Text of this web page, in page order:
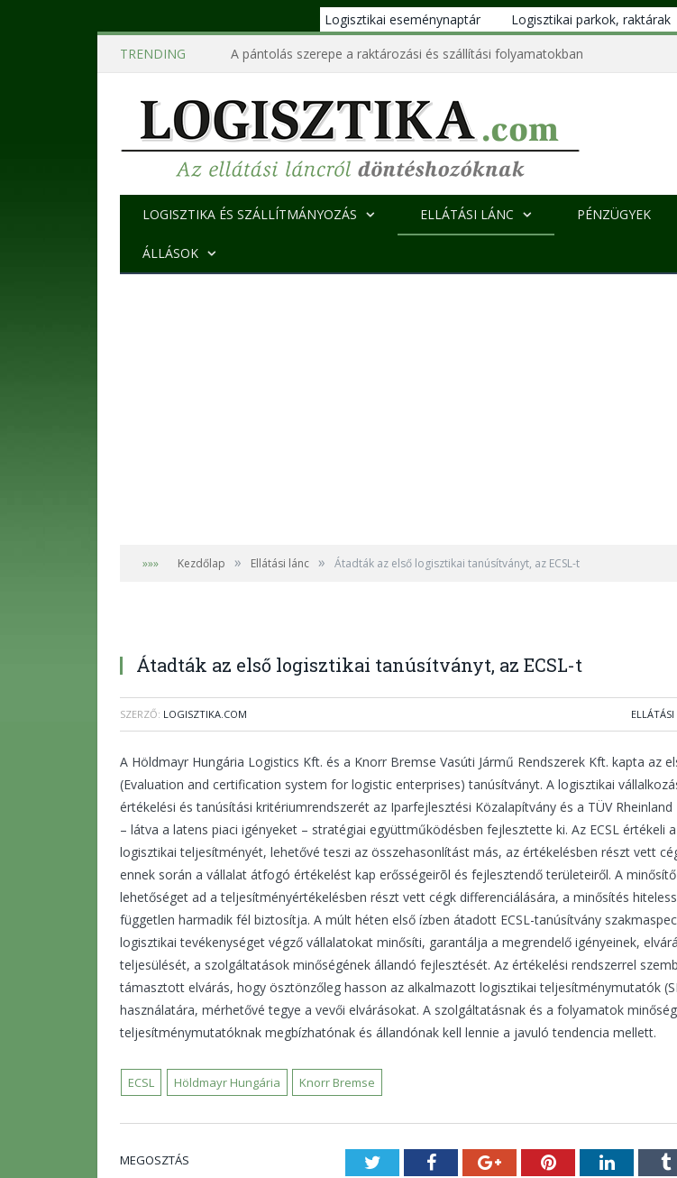
Logisztikai eseménynaptár Logisztikai parkok, raktárak
TRENDING
A pántolás szerepe a raktározási és szállítási folyamatokban
LOGISZTIKA ÉS SZÁLLÍTMÁNYOZÁS ELLÁTÁSI LÁNC PÉNZÜGYEK
ÁLLÁSOK
»»» Kezdőlap » Ellátási lánc » Átadták az első logisztikai tanúsítványt, az ECSL-t
Átadták az első logisztikai tanúsítványt, az ECSL-t
SZERZŐ: LOGISZTIKA.COM
A Höldmayr Hungária Logistics Kft. és a Knorr Bremse Vasúti Jármű Rendszerek Kft. kapta az
(Evaluation and certification system for logistic enterprises) tanúsítványt. A logisztikai
értékelési és tanúsítási kritériumrendszerét az Iparfejlesztési Közalapítvány és a TÜV Rheinland
– látva a latens piaci igényeket – stratégiai együttműködésben fejlesztette ki. Az ECSL értékeli
logisztikai teljesítményét, lehetővé teszi az összehasonlítást más, az értékelésben részt vett
ennek során a vállalat átfogó értékelést kap erősségeirõl és fejlesztendő területeiről. A
lehetőséget ad a teljesítményértékelésben részt vett cégk differenciálására, a minősítés
független harmadik fél biztosítja. A múlt héten első ízben átadott ECSL-tanúsítvány
logisztikai tevékenységet végző vállalatokat minősíti, garantálja a megrendelő igényeinek,
teljesülését, a szolgáltatások minőségének állandó fejlesztését. Az értékelési rendszerrel
támasztott elvárás, hogy ösztönzőleg hasson az alkalmazott logisztikai teljesítménymutatók
használatára, mérhetővé tegye a vevői elvárásokat. A szolgáltatásnak és a folyamatok
teljesítménymutatóknak megbízhatónak és állandónak kell lennie a javuló tendencia mellett.
ECSL Höldmayr Hungária Knorr Bremse
MEGOSZTÁS TwitterFacebookGoogle+PinterestLinkedIn